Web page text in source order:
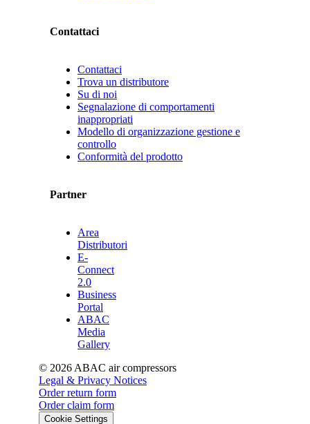
Contattaci
Contattaci
Trova un distributore
Su di noi
Segnalazione di comportamenti
inappropriati
Modello di organizzazione gestione e
controllo
Conformità del prodotto
Partner
Area
Distributori
E-
Connect
2.0
Business
Portal
ABAC
Media
Gallery
© 2026ABAC air compressors
Legal & Privacy Notices
Order return form
Order claim form
Cookie Settings